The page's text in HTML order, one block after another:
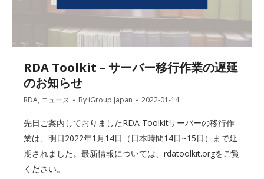
RDA Toolkit – サーバー移行作業の遅延
のお知らせ
RDA, ニュース By iGroup Japan 2022-01-14
先日ご案内しておりましたRDA Toolkitサーバーの移行作
業は、明日2022年1月14日（日本時間14日~15日）まで延
期されました。最新情報については、rdatoolkit.orgをご覧
ください。